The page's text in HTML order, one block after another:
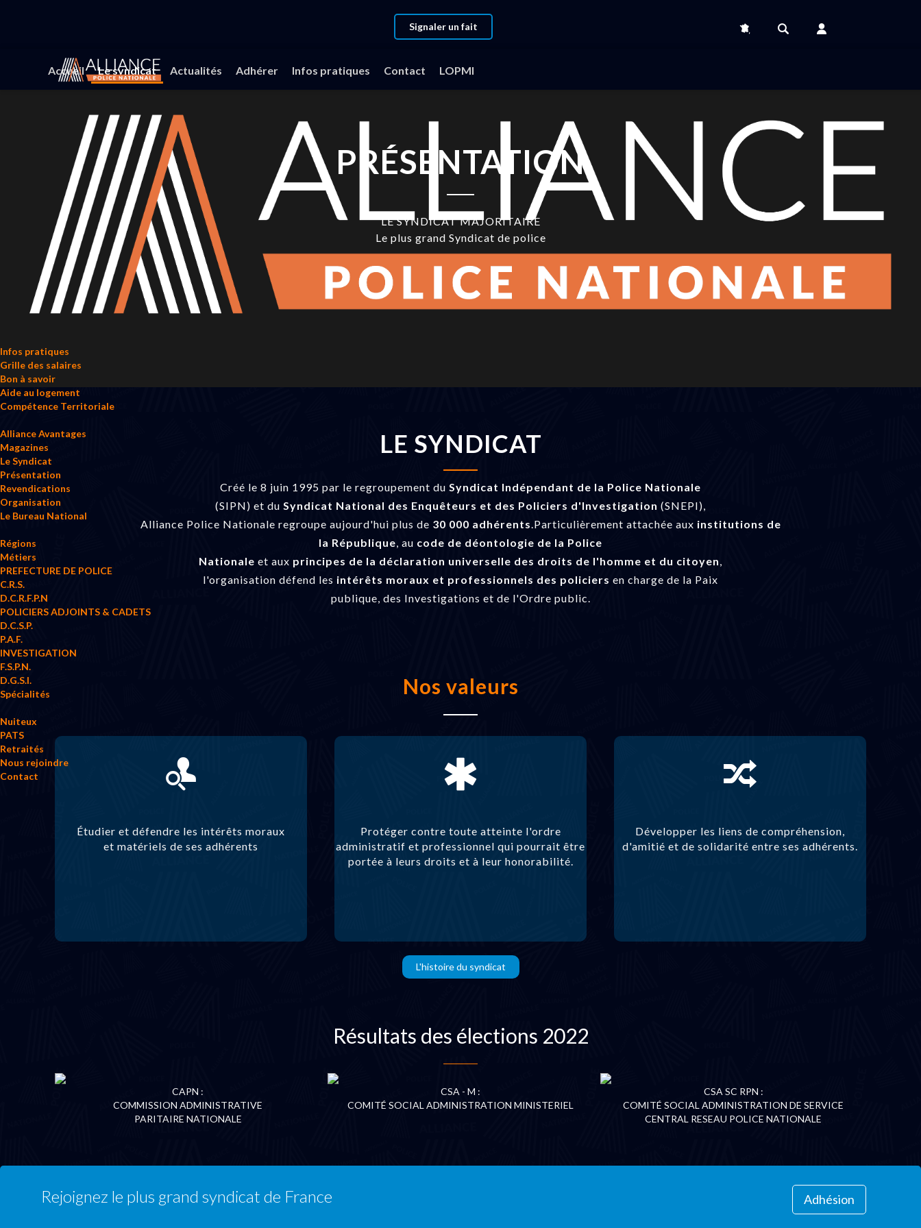
Signaler un fait
Accueil Le syndicat Actualités Adhérer Infos pratiques Contact LOPMI
Infos pratiques
Grille des salaires
Bon à savoir
Aide au logement
Compétence Territoriale
Alliance Avantages
Magazines
Le Syndicat
Présentation
Revendications
Organisation
Le Bureau National
Régions
Métiers
PREFECTURE DE POLICE
C.R.S.
D.C.R.F.P.N
POLICIERS ADJOINTS & CADETS
D.C.S.P.
P.A.F.
INVESTIGATION
F.S.P.N.
D.G.S.I.
Spécialités
Nuiteux
PATS
Retraités
Nous rejoindre
Contact
PRÉSENTATION
LE SYNDICAT MAJORITAIRE
Le plus grand Syndicat de police
LE SYNDICAT
Créé le 8 juin 1995 par le regroupement du Syndicat Indépendant de la Police Nationale
(SIPN) et du Syndicat National des Enquêteurs et des Policiers d'Investigation (SNEPI),
Alliance Police Nationale regroupe aujourd'hui plus de 30 000 adhérents.Particulièrement attachée aux institutions de
la République, au code de déontologie de la Police
Nationale et aux principes de la déclaration universelle des droits de l'homme et du citoyen,
l'organisation défend les intérêts moraux et professionnels des policiers en charge de la Paix
publique, des Investigations et de l'Ordre public.
Nos valeurs
Étudier et défendre les intérêts moraux
et matériels de ses adhérents
Protéger contre toute atteinte l'ordre
administratif et professionnel qui pourrait être
portée à leurs droits et à leur honorabilité.
Développer les liens de compréhension,
d'amitié et de solidarité entre ses adhérents.
L'histoire du syndicat
Résultats des élections 2022
CAPN :
COMMISSION ADMINISTRATIVE
PARITAIRE NATIONALE
CSA - M :
COMITÉ SOCIAL ADMINISTRATION MINISTERIEL
CSA SC RPN :
COMITÉ SOCIAL ADMINISTRATION DE SERVICE
CENTRAL RESEAU POLICE NATIONALE
Rejoignez le plus grand syndicat de France Adhésion